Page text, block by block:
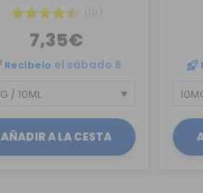
(18)
7,35€
Recíbelo el sábado 8
AÑADIR A LA CESTA